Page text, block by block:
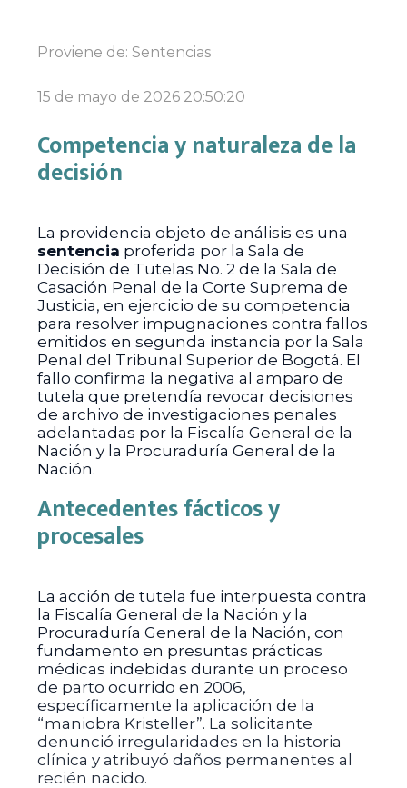
Proviene de: Sentencias
15 de mayo de 2026 20:50:20
Competencia y naturaleza de la
decisión
La providencia objeto de análisis es una
sentencia proferida por la Sala de
Decisión de Tutelas No. 2 de la Sala de
Casación Penal de la Corte Suprema de
Justicia, en ejercicio de su competencia
para resolver impugnaciones contra fallos
emitidos en segunda instancia por la Sala
Penal del Tribunal Superior de Bogotá. El
fallo confirma la negativa al amparo de
tutela que pretendía revocar decisiones
de archivo de investigaciones penales
adelantadas por la Fiscalía General de la
Nación y la Procuraduría General de la
Nación.
Antecedentes fácticos y
procesales
La acción de tutela fue interpuesta contra
la Fiscalía General de la Nación y la
Procuraduría General de la Nación, con
fundamento en presuntas prácticas
médicas indebidas durante un proceso
de parto ocurrido en 2006,
específicamente la aplicación de la
“maniobra Kristeller”. La solicitante
denunció irregularidades en la historia
clínica y atribuyó daños permanentes al
recién nacido.